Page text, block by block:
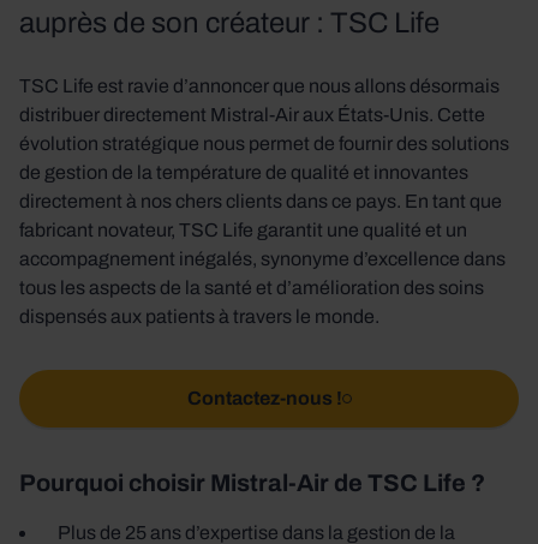
auprès de son créateur : TSC Life
TSC Life est ravie d’annoncer que nous allons désormais
distribuer directement Mistral-Air aux États-Unis. Cette
évolution stratégique nous permet de fournir des solutions
de gestion de la température de qualité et innovantes
directement à nos chers clients dans ce pays. En tant que
fabricant novateur, TSC Life garantit une qualité et un
accompagnement inégalés, synonyme d’excellence dans
tous les aspects de la santé et d’amélioration des soins
dispensés aux patients à travers le monde.
Contactez-nous !
Pourquoi choisir Mistral-Air de TSC Life ?
Plus de 25 ans d’expertise dans la gestion de la